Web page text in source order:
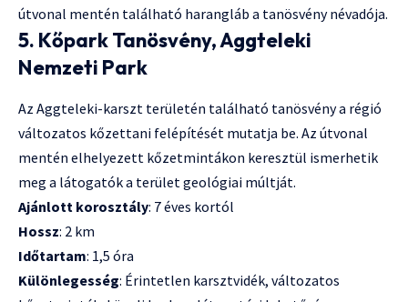
útvonal mentén található harangláb a tanösvény névadója.
5. Kőpark Tanösvény, Aggteleki
Nemzeti Park
Az Aggteleki-karszt területén található tanösvény a régió
változatos kőzettani felépítését mutatja be. Az útvonal
mentén elhelyezett kőzetmintákon keresztül ismerhetik
meg a látogatók a terület geológiai múltját.
Ajánlott korosztály: 7 éves kortól
Hossz: 2 km
Időtartam: 1,5 óra
Különlegesség: Érintetlen karsztvidék, változatos